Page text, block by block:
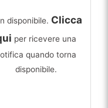
disponibile. Clicca
per ricevere una
quando torna
disponibile.